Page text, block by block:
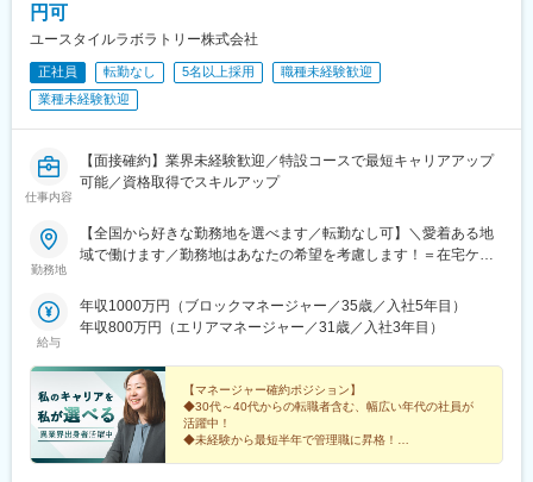
円可
ユースタイルラボラトリー株式会社
正社員 転勤なし 5名以上採用
職種未経験歓迎
業種未経験歓迎
仕事内容
【面接確約】業界未経験歓迎／特設コースで最短キャリアアップ
可能／資格取得でスキルアップ
勤務地
【全国から好きな勤務地を選べます／転勤なし可】＼愛着ある地
域で働けます／勤務地はあなたの希望を考慮します！＝在宅ケア
い方に最適なポジション☆引越し手当支給・家賃無料の借り上げ
社宅提供◆全国募集◆四国・東北・関西・岐阜・長野で強化募集
中◆入社半年は東京・神奈川・埼玉⇒養成期間後の勤務地は現在
成期間中の勤務地》東京、神奈川、埼玉※所在地はHP記載【2／地
元マネージャーコース】☆地元採用・転勤なしOK☆別事業へのキ
ャリアチェンジによる昇格可能◆勤務地はページ下部『勤務地一
覧』を参照ください└湘南・川越・香川・川崎・江戸川・徳島・
青森・多摩川に新規オープン！＝施設ケア事業＝【転勤なしOK／
給与
年収1000万円（ブロックマネージャー／35歳／入社5年目）
年収800万円（エリアマネージャー／31歳／入社3年目）
【マネージャー確約ポジション】
◆30代～40代からの転職者含む、幅広い年代の社員が
活躍中！
◆未経験から最短半年で管理職に昇格！